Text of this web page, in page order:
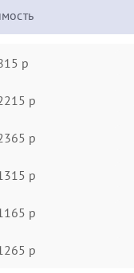
р
р
р
р
р
р